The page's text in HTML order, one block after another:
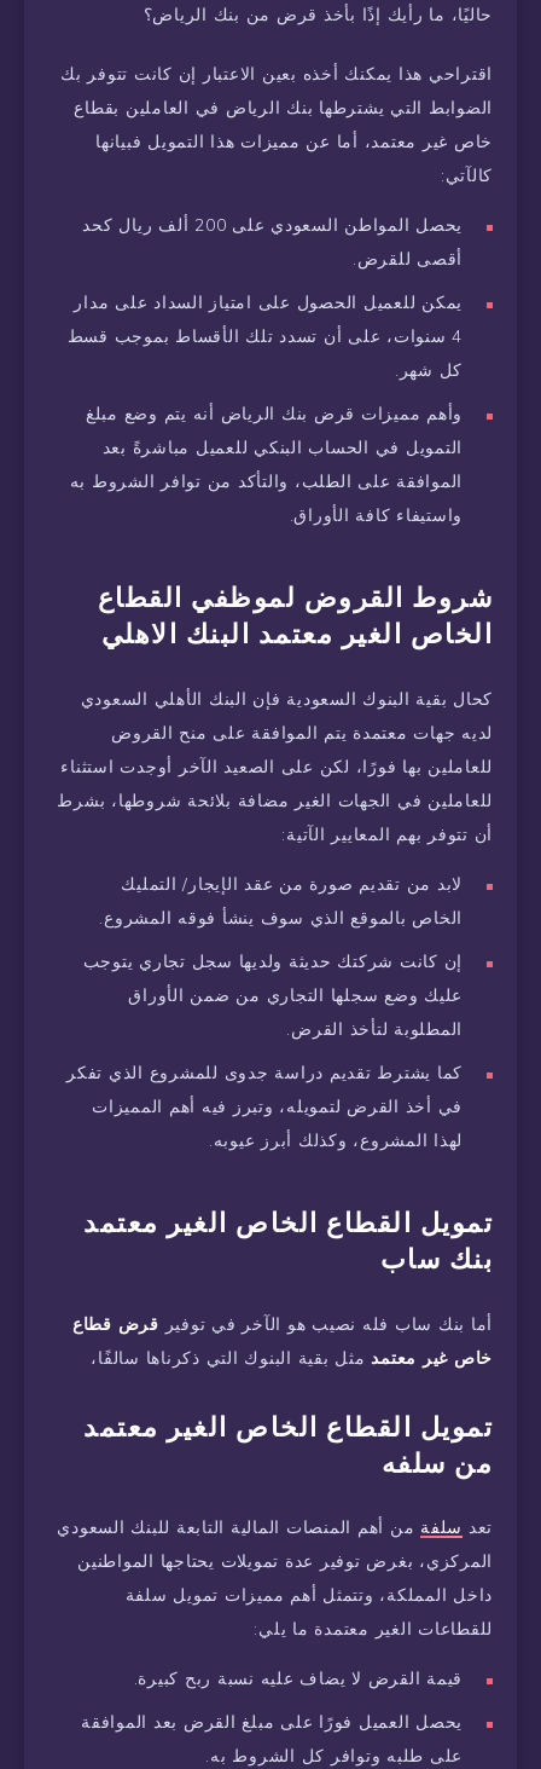
حاليًا، ما رأيك إذًا بأخذ قرض من بنك الرياض؟
اقتراحي هذا يمكنك أخذه بعين الاعتبار إن كانت تتوفر بك
الضوابط التي يشترطها بنك الرياض في العاملين بقطاع
خاص غير معتمد، أما عن مميزات هذا التمويل فبيانها
كالآتي:
يحصل المواطن السعودي على 200 ألف ريال كحد
أقصى للقرض.
يمكن للعميل الحصول على امتياز السداد على مدار
4 سنوات، على أن تسدد تلك الأقساط بموجب قسط
كل شهر.
وأهم مميزات قرض بنك الرياض أنه يتم وضع مبلغ
التمويل في الحساب البنكي للعميل مباشرةً بعد
الموافقة على الطلب، والتأكد من توافر الشروط به
واستيفاء كافة الأوراق.
شروط القروض لموظفي القطاع
الخاص الغير معتمد البنك الاهلي
كحال بقية البنوك السعودية فإن البنك الأهلي السعودي
لديه جهات معتمدة يتم الموافقة على منح القروض
للعاملين بها فورًا، لكن على الصعيد الآخر أوجدت استثناء
للعاملين في الجهات الغير مضافة بلائحة شروطها، بشرط
أن تتوفر بهم المعايير الآتية:
لابد من تقديم صورة من عقد الإيجار/ التمليك
الخاص بالموقع الذي سوف ينشأ فوقه المشروع.
إن كانت شركتك حديثة ولديها سجل تجاري يتوجب
عليك وضع سجلها التجاري من ضمن الأوراق
المطلوبة لتأخذ القرض.
كما يشترط تقديم دراسة جدوى للمشروع الذي تفكر
في أخذ القرض لتمويله، وتبرز فيه أهم المميزات
لهذا المشروع، وكذلك أبرز عيوبه.
تمويل القطاع الخاص الغير معتمد
بنك ساب
أما بنك ساب فله نصيب هو الآخر في توفير قرض قطاع
خاص غير معتمدمثل بقية البنوك التي ذكرناها سالفًا،
تمويل القطاع الخاص الغير معتمد
من سلفه
تعد سلفة من أهم المنصات المالية التابعة للبنك السعودي
المركزي، بغرض توفير عدة تمويلات يحتاجها المواطنين
داخل المملكة، وتتمثل أهم مميزات تمويل سلفة
للقطاعات الغير معتمدة ما يلي:
قيمة القرض لا يضاف عليه نسبة ربح كبيرة.
يحصل العميل فورًا على مبلغ القرض بعد الموافقة
على طلبه وتوافر كل الشروط به.